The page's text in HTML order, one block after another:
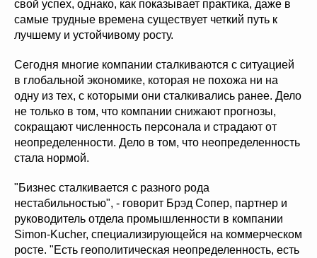
свой успех, однако, как показывает практика, даже в
самые трудные времена существует четкий путь к
лучшему и устойчивому росту.
Сегодня многие компании сталкиваются с ситуацией
в глобальной экономике, которая не похожа ни на
одну из тех, с которыми они сталкивались ранее. Дело
не только в том, что компании снижают прогнозы,
сокращают численность персонала и страдают от
неопределенности. Дело в том, что неопределенность
стала нормой.
"Бизнес сталкивается с разного рода
нестабильностью", - говорит Брэд Сопер, партнер и
руководитель отдела промышленности в компании
Simon-Kucher, специализирующейся на коммерческом
росте. "Есть геополитическая неопределенность, есть